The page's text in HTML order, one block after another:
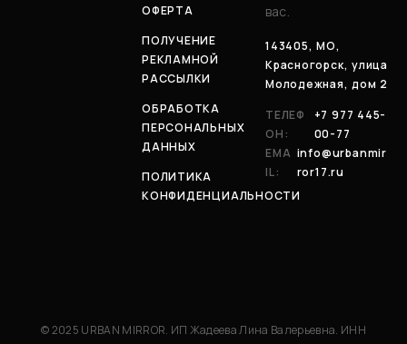
ОФЕРТА
ПОЛУЧЕНИЕ
РЕКЛАМНОЙ
РАССЫЛКИ
ОБРАБОТКА
ПЕРСОНАЛЬНЫХ
ДАННЫХ
ПОЛИТИКА
КОНФИДЕНЦИАЛЬНОСТИ
вас.
143405, МО,
Красногорск, улица
Молодежная, дом 2
ТЕЛЕФ
ОН:
+7 977 445-
00-77
EMA
IL:
info@urbanmir
ror17.ru
© 2025 URBAN MIRROR. ИП Жадеева Лина Валерьевна. ИНН